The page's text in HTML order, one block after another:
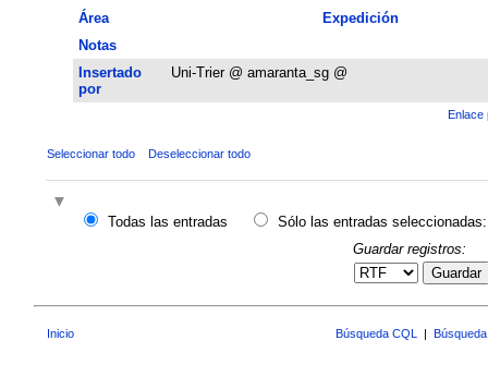
Área
Expedición
Notas
Insertado
por
Uni-Trier @ amaranta_sg @
Enlace
Seleccionar todo Deseleccionar todo
Todas las entradas
Sólo las entradas seleccionadas:
Guardar registros:
Guardar
Inicio Búsqueda CQL